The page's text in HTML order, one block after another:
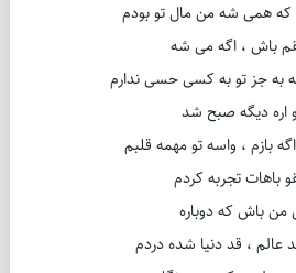
همی شه من مال تو بودم
باش ، اگه می شه
به جز تو به کسی حسی ندارم
اره دیگه صبح شد
بازم ، واسه تو مهمه قلبم
باهات تجربه کردم
من باش که دوباره
عالم ، قد دنیا شده دردم